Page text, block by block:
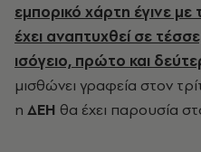
εμπορικό χάρτη έγινε
έχει αναπτυχθεί σε
ισόγειο, πρώτο και
μισθώνει γραφεία στον
η ΔΕΗ θα έχει παρουσία